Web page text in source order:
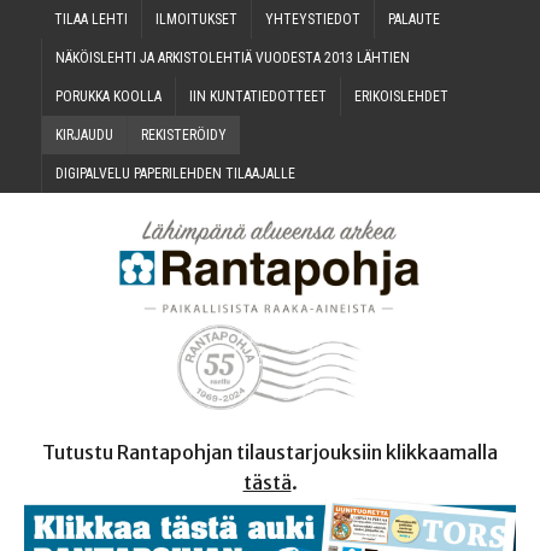
TILAA LEH­TI ILMOI­TUK­SET YHTEYS­TIE­DOT PALAU­TE
NÄKÖIS­LEH­TI JA ARKIS­TO­LEH­TIÄ VUO­DES­TA 2013 LÄHTIEN
PORUK­KA KOOLLA IIN KUN­TA­TIE­DOT­TEET ERI­KOIS­LEH­DET
KIR­JAU­DU REKIS­TE­RÖI­DY
DIGI­PAL­VE­LU PAPE­RI­LEH­DEN TILAAJALLE
Tutustu Rantapohjan tilaustarjouksiin klikkaamalla
tästä.